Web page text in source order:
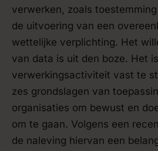
verwerken, zoals
de uitvoering van een
wettelijke verplichting. Het
van data is uit den boze. Het
verwerkingsactiviteit vast te
zes grondslagen van
organisaties om bewust en
om te gaan. Volgens een
de naleving hiervan een